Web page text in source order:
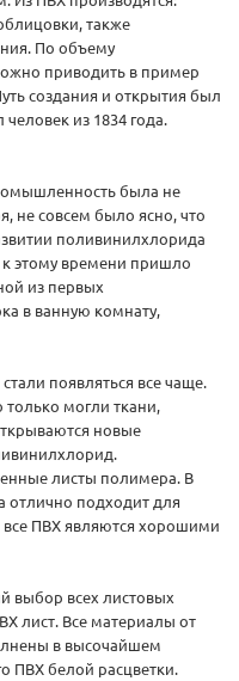
также
По объему
приводить в пример
создания и открытия был
из 1834 года.
была не
не совсем было ясно, что
поливинилхлорида
к этому времени пришло
из первых
в ванную комнату,
появляться все чаще.
только могли ткани,
новые
листы полимера. В
отлично подходит для
все ПВХ являются хорошими
выбор всех листовых
лист. Все материалы от
в высочайшем
ПВХ белой расцветки.